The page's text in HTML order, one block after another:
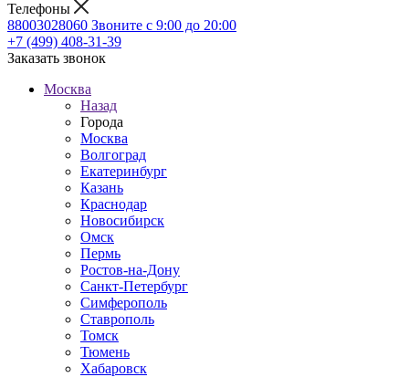
Телефоны
88003028060 Звоните с 9:00 до 20:00
+7 (499) 408-31-39
Заказать звонок
Москва
Назад
Города
Москва
Волгоград
Екатеринбург
Казань
Краснодар
Новосибирск
Омск
Пермь
Ростов-на-Дону
Санкт-Петербург
Симферополь
Ставрополь
Томск
Тюмень
Хабаровск